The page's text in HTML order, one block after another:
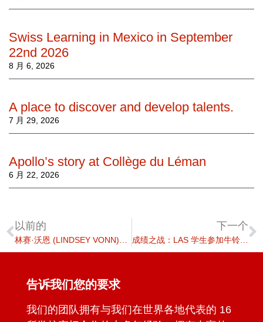
Swiss Learning in Mexico in September
22nd 2026
8 月 6, 2026
A place to discover and develop talents.
7 月 29, 2026
Apollo’s story at Collège du Léman
6 月 22, 2026
以前的 下一个
成绩之战：LAS 学生参加牛铃游戏！
告诉我们您的要求
我们的团队拥有与我们在世界各地代表的 16